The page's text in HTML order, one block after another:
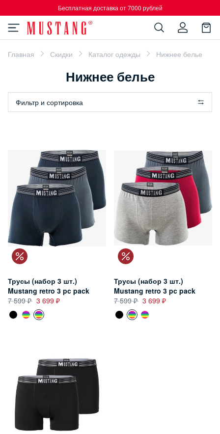
Бесплатная доставка от 7000 рублей
Главная Скидки Каталог одежды Нижнее белье
Нижнее белье
Фильтр и сортировка
Трусы (набор 3 шт.)
Mustang retro 3 pc pack
7 599
3 699
Трусы (набор 3 шт.)
Mustang retro 3 pc pack
7 599
3 699